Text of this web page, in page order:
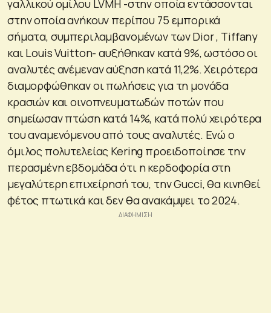
γαλλικού ομίλου LVMH -στην οποία εντάσσονται
στην οποία ανήκουν περίπου 75 εμπορικά
σήματα, συμπεριλαμβανομένων των Dior , Tiffany
και Louis Vuitton- αυξήθηκαν κατά 9%, ωστόσο οι
αναλυτές ανέμεναν αύξηση κατά 11,2%. Χειρότερα
διαμορφώθηκαν οι πωλήσεις για τη μονάδα
κρασιών και οινοπνευματωδών ποτών που
σημείωσαν πτώση κατά 14%, κατά πολύ χειρότερα
του αναμενόμενου από τους αναλυτές. Ενώ ο
όμιλος πολυτελείας Kering προειδοποίησε την
περασμένη εβδομάδα ότι η κερδοφορία στη
μεγαλύτερη επιχείρησή του, την Gucci, θα κινηθεί
φέτος πτωτικά και δεν θα ανακάμψει το 2024.